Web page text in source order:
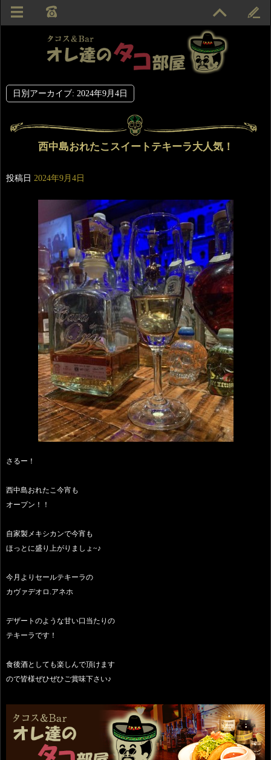
日別アーカイブ: 2024年9月4日
西中島おれたこスイートテキーラ大人気！
投稿日 2024年9月4日
さるー！
西中島おれたこ今宵も
オープン！！
自家製メキシカンで今宵も
ほっとに盛り上がりましょ~♪
今月よりセールテキーラの
カヴァデオロ.アネホ
デザートのような甘い口当たりの
テキーラです！
食後酒としても楽しんで頂けます
ので皆様ぜひぜひご賞味下さい♪